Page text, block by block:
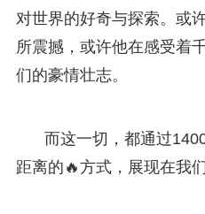
对世界的好奇与探索。或
所震撼，或许他在感受着
们的豪情壮志。
而这一切，都通过
距离的🔥方式，展现在我们